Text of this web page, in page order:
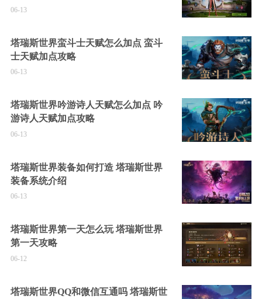
06-13
塔瑞斯世界蛮斗士天赋怎么加点 蛮斗
士天赋加点攻略
06-13
塔瑞斯世界吟游诗人天赋怎么加点 吟
游诗人天赋加点攻略
06-13
塔瑞斯世界装备如何打造 塔瑞斯世界
装备系统介绍
06-13
塔瑞斯世界第一天怎么玩 塔瑞斯世界
第一天攻略
06-12
塔瑞斯世界QQ和微信互通吗 塔瑞斯世